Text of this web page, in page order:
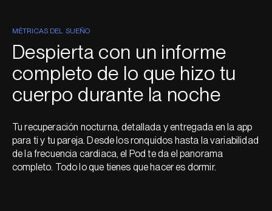
MÉTRICAS DEL SUEÑO
Despierta con un informe
completo de lo que hizo tu
cuerpo durante la noche
Tu recuperación nocturna, detallada y entregada en la app
para ti y tu pareja. Desde los ronquidos hasta la variabilidad
de la frecuencia cardiaca, el Pod te da el panorama
completo. Todo lo que tienes que hacer es dormir.